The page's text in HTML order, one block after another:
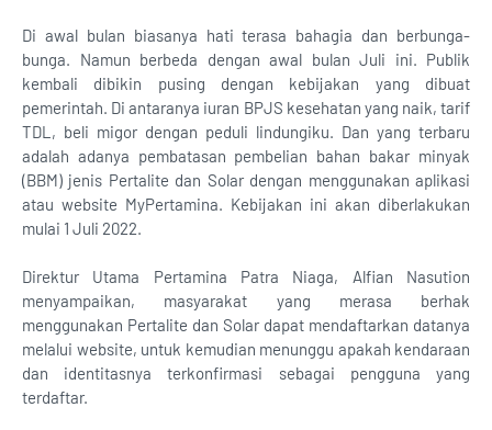
Di awal bulan biasanya hati terasa bahagia dan berbunga-
bunga. Namun berbeda dengan awal bulan Juli ini. Publik
kembali dibikin pusing dengan kebijakan yang dibuat
pemerintah. Di antaranya iuran BPJS kesehatan yang naik, tarif
TDL, beli migor dengan peduli lindungiku. Dan yang terbaru
adalah adanya pembatasan pembelian bahan bakar minyak
(BBM) jenis Pertalite dan Solar dengan menggunakan aplikasi
atau website MyPertamina. Kebijakan ini akan diberlakukan
mulai 1 Juli 2022.
Direktur Utama Pertamina Patra Niaga, Alfian Nasution
menyampaikan, masyarakat yang merasa berhak
menggunakan Pertalite dan Solar dapat mendaftarkan datanya
melalui website, untuk kemudian menunggu apakah kendaraan
dan identitasnya terkonfirmasi sebagai pengguna yang
terdaftar.